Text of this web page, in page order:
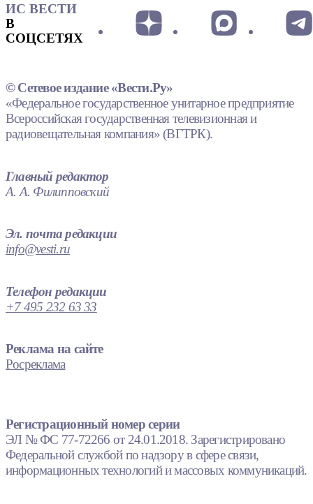
ИС ВЕСТИ
В
СОЦСЕТЯХ
© Сетевое издание «Вести.Ру»
«Федеральное государственное унитарное предприятие
Всероссийская государственная телевизионная и
радиовещательная компания» (ВГТРК).
Главный редактор
А. А. Филипповский
Эл. почта редакции
info@vesti.ru
Телефон редакции
+7 495 232 63 33
Реклама на сайте
Росреклама
Регистрационный номер серии
ЭЛ № ФС 77-72266 от 24.01.2018. Зарегистрировано
Федеральной службой по надзору в сфере связи,
информационных технологий и массовых коммуникаций.